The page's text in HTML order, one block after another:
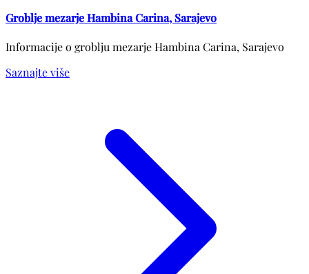
Groblje mezarje Hambina Carina, Sarajevo
Informacije o groblju mezarje Hambina Carina, Sarajevo
Saznajte više